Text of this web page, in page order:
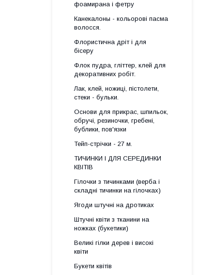
фоамирана і фетру
Канекалоны - кольорові пасма
волосся.
Флористична дріт і для
бісеру
Флок пудра, гліттер, клей для
декоративних робіт.
Лак, клей, ножиці, пістолети,
стеки - бульки.
Основи для прикрас, шпильок,
обручі, резиночки, гребені,
бублики, пов'язки
Тейп-стрічки - 27 м.
ТИЧИНКИ І ДЛЯ СЕРЕДИНКИ
КВІТІВ
Гілочки з тичинками (верба і
складні тичинки на гілочках)
Ягоди штучні на дротиках
Штучні квіти з тканини на
ножках (букетики)
Великі гілки дерев і високі
квіти
Букети квітів